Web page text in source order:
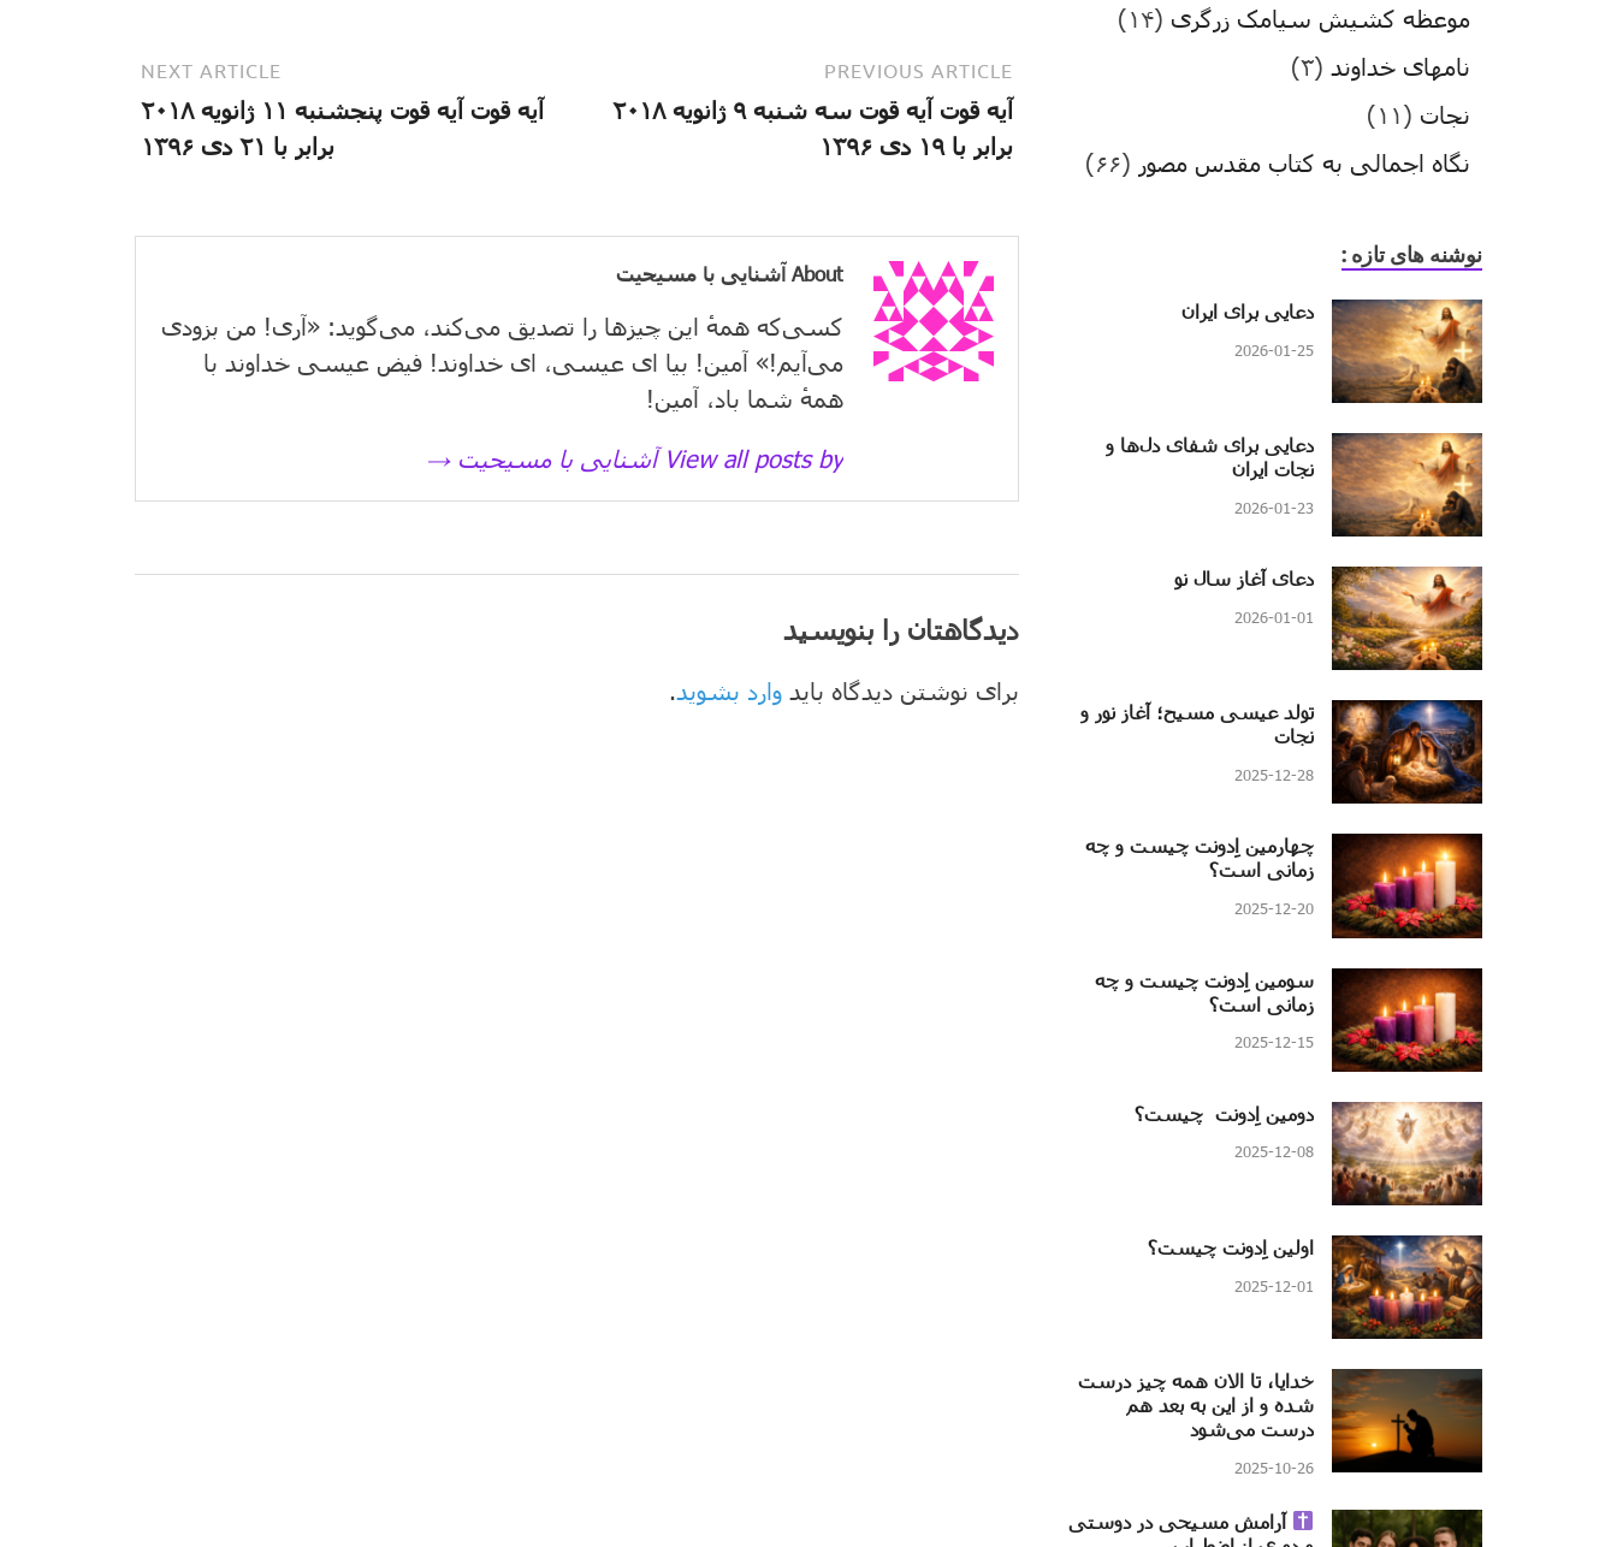
PREVIOUS ARTICLE
آیه قوت آیه قوت سه شنبه ۹ ژانویه ۲۰۱۸
برابر با ۱۹ دی ۱۳۹۶
NEXT ARTICLE
آیه قوت آیه قوت پنجشنبه ۱۱ ژانویه ۲۰۱۸
برابر با ۲۱ دی ۱۳۹۶
About آشنایی با مسیحیت
کسی‌که همهٔ این چیزها را تصدیق می‌كند، می‌گوید: «آری! من بزودی
می‌آیم!» آمین! بیا ای عیسی، ای خداوند! فیض عیسی خداوند با
همهٔ شما باد، آمین!
View all posts by آشنایی با مسیحیت →
دیدگاهتان را بنویسید
برای نوشتن دیدگاه باید وارد بشوید .
موعظه کشیش سیامک زرگری (۱۴)
نامهای خداوند (۳)
نجات (۱۱)
نگاه اجمالی به کتاب مقدس مصور (۶۶)
نوشنه های تازه :
دعایی برای ایران
2026-01-25
دعایی برای شفای دل‌ها و
نجات ایران
2026-01-23
دعای آغاز سال نو
2026-01-01
تولد عیسی مسیح؛ آغاز نور و
نجات
2025-12-28
چهارمین اِدونت چیست و چه
زمانی است؟
2025-12-20
سومین اِدونت چیست و چه
زمانی است؟
2025-12-15
دومین اِدونت چیست؟
2025-12-08
اولین اِدونت چیست؟
2025-12-01
خدایا، تا الان همه چیز درست
شده و از این به بعد هم
درست می‌شود
2025-10-26
آرامش مسیحی در دوستی